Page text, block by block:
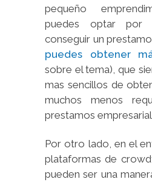
pequeño
puedes optar
conseguir un
puedes obtener
sobre el tema), que
mas sencillos de
muchos menos
prestamos
Por otro lado, en el
plataformas de
pueden ser una